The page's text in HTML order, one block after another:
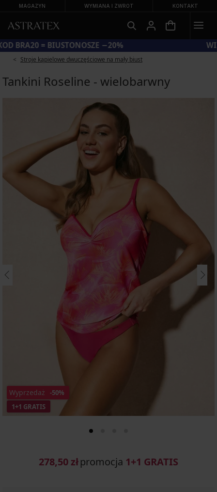
MAGAZYN WYMIANA I ZWROT KONTAKT
KOD BRA20 = BIUSTONOSZE −20%
Stroje kąpielowe dwuczęściowe na mały biust
Tankini Roseline - wielobarwny
1+1 GRATIS
Wyprzedaż -50%
278,50 złpromocja 1+1 GRATIS